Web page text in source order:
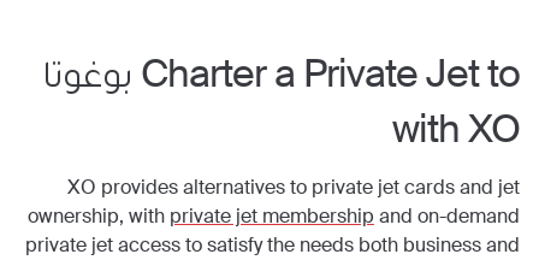
Charter a Private Jet to بوغوتا
with XO
XO provides alternatives to private jet cards and jet
ownership, with private jet membership and on-demand
private jet access to satisfy the needs both business and